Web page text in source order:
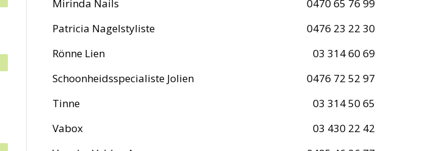
Mirinda Nails
0470 65 76 99
Patricia Nagelstyliste
0476 23 22 30
Rönne Lien
03 314 60 69
Schoonheidsspecialiste Jolien
0476 72 52 97
Tinne
03 314 50 65
Vabox
03 430 22 42